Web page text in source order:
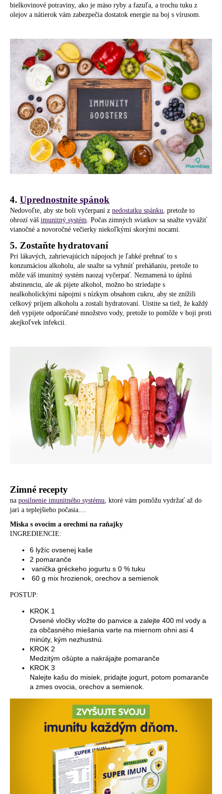
bielkovinové potraviny, ako je mäso ryby a fazuľa, a trochu tuku z
olejov a nátierok vám zabezpečia dostatok energie na boj s vírusom.
4. Uprednostnite spánok
Nedovoľte, aby ste boli vyčerpaní z nedostatku spánku , pretože to
ohrozí váš imunitný systém . Počas zimných sviatkov sa snažte vyvážiť
vianočné a novoročné večierky niekoľkými skorými nocami.
5. Zostaňte hydratovaní
Pri lákavých, zahrievajúcich nápojoch je ľahké prehnať to s
konzumáciou alkoholu, ale snažte sa vyhnúť preháňaniu, pretože to
môže váš imunitný systém naozaj vyčerpať. Neznamená to úplnú
abstinenciu, ale ak pijete alkohol, možno ho striedajte s
nealkoholickými nápojmi s nízkym obsahom cukru, aby ste znížili
celkový príjem alkoholu a zostali hydratovaní. Uistite sa tiež, že každý
deň vypijete odporúčané množstvo vody, pretože to pomôže v boji proti
akejkoľvek infekcii.
Zimné recepty
na posilnenie imunitného systému , ktoré vám pomôžu vydržať až do
jari a teplejšieho počasia....
Miska s ovocím a orechmi na raňajky
INGREDIENCIE:
6 lyžíc ovsenej kaše
2 pomaranče
vanička gréckeho jogurtu s 0 % tuku
60 g mix hrozienok, orechov a semienok
POSTUP:
KROK 1
Ovsené vločky vložte do panvice a zalejte 400 ml vody a
za občasného miešania varte na miernom ohni asi 4
minúty, kým nezhustnú.
KROK 2
Medzitým ošúpte a nakrájajte pomaranče
KROK 3
Nalejte kašu do misiek, pridajte jogurt, potom pomaranče
a zmes ovocia, orechov a semienok.